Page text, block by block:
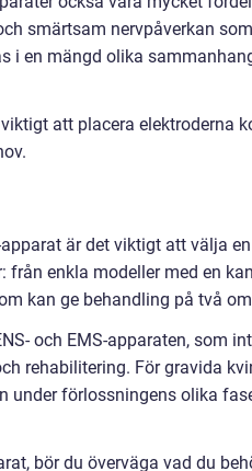
smärtsam nervpåverkan
i en mängd olika
att placera elektroderna
är det viktigt att välja
enkla modeller med en
kan ge behandling på två
och EMS-apparaten, som
rehabilitering. För gravida
under förlossningens olika
bör du överväga vad du